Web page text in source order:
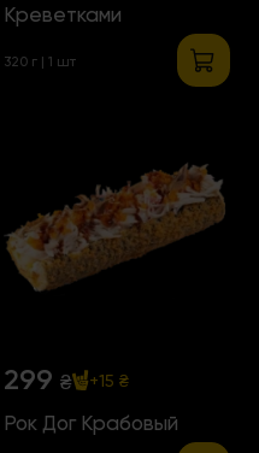
Креветками
320 г | 1 шт
299 ₴ +15 ₴
Рок Дог Крабовый